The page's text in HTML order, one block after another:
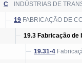
C INDÚSTRIAS DE
19 FABRICAÇÃO DE
19.3 Fabricação de
19.31-4